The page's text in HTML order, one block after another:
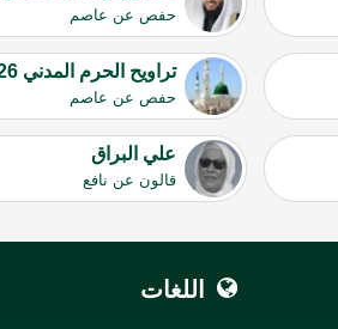
حفص عن عاصم
تراويح الحرم المدني 1426
حفص عن عاصم
علي البراق
قالون عن نافع
اللغات